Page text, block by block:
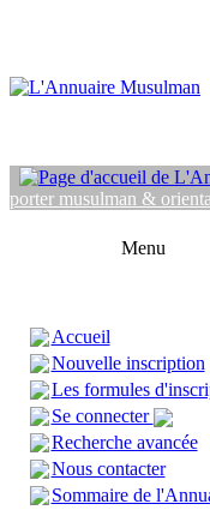
porter musulman &
Menu
Accueil
Nouvelle inscription
Les formules
Se connecter
Recherche avancée
Nous contacter
Sommaire de